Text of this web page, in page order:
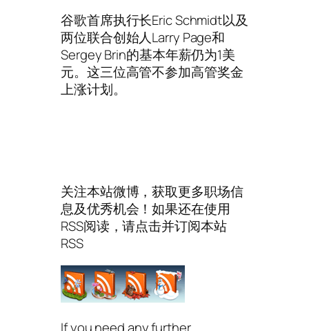
谷歌首席执行长Eric Schmidt以及
两位联合创始人Larry Page和
Sergey Brin的基本年薪仍为1美
元。这三位高管不参加高管奖金
上涨计划。
关注本站微博，获取更多职场信
息及优秀机会！如果还在使用
RSS阅读，请点击并订阅本站
RSS